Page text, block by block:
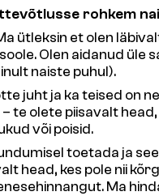
rohkem
ütleksin et olen
Olen aidanud üle
naiste puhul).
juht ja ka teised on
te olete piisavalt
või poisid.
toetada ja
head, kes pole nii
Ma